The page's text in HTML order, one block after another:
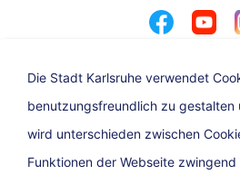
Angebot der
Die Stadt Karlsruhe verwendet
benutzungsfreundlich zu gestalten
wird unterschieden zwischen
Funktionen der Webseite